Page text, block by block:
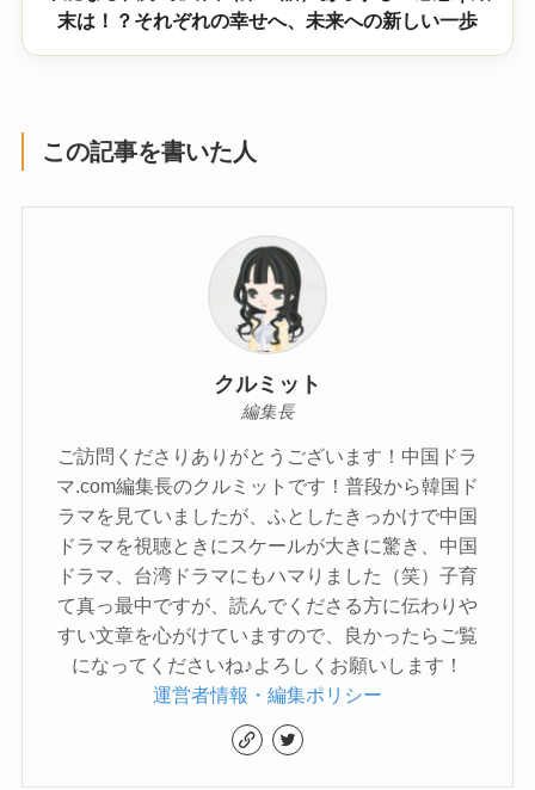
末は！？それぞれの幸せへ、未来への新しい一歩
この記事を書いた人
クルミット
編集長
ご訪問くださりありがとうございます！中国ドラ
マ.com編集長のクルミットです！普段から韓国ド
ラマを見ていましたが、ふとしたきっかけで中国
ドラマを視聴ときにスケールが大きに驚き、中国
ドラマ、台湾ドラマにもハマりました（笑）子育
て真っ最中ですが、読んでくださる方に伝わりや
すい文章を心がけていますので、良かったらご覧
になってくださいね♪よろしくお願いします！
運営者情報・編集ポリシー